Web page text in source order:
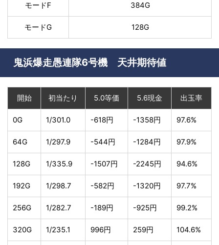
モードF 384G
モードG 128G
鬼浜爆走愚連隊6号機 天井期待値
開始 初当たり 5.0等価 5.6現金 出玉率
0G 1/301.0 -618円 -1358円 97.6%
64G 1/297.9 -544円 -1284円 97.9%
128G 1/335.9 -1507円 -2245円 94.6%
192G 1/298.7 -582円 -1320円 97.7%
256G 1/282.7 -189円 -925円 99.2%
320G 1/235.1 996円 259円 104.6%